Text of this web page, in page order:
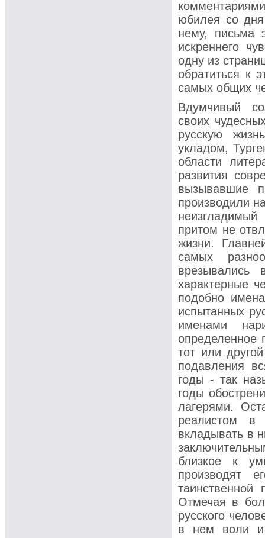
юбилея со
нему, письма
искреннего
одну из
обратиться к
самых общих
Вдумчивый
своих
русскую
укладом,
области
развития
вызывавшие
производили
притом не
жизни.
самых
характерные
подобно
испытанных
именами
определенное
тот или
подавления
годы - так
годы
лагерями.
реалистом в
вкладывать в
близкое к
производят
Отмечая в
русского
в нем воли и